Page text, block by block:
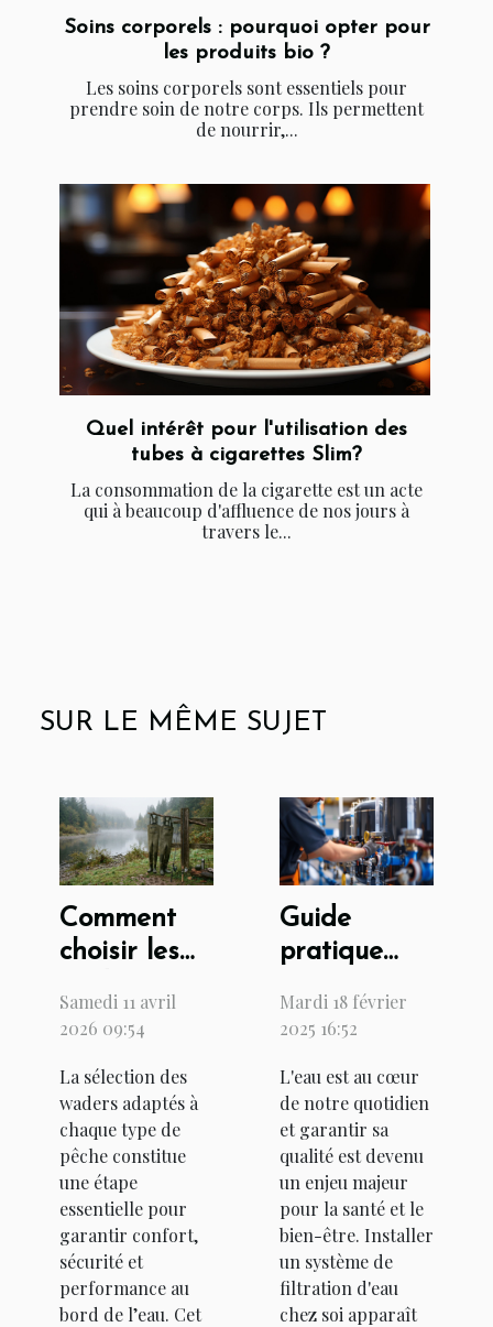
Soins corporels : pourquoi opter pour
les produits bio ?
Les soins corporels sont essentiels pour
prendre soin de notre corps. Ils permettent
de nourrir,...
Quel intérêt pour l'utilisation des
tubes à cigarettes Slim?
La consommation de la cigarette est un acte
qui à beaucoup d'affluence de nos jours à
travers le...
SUR LE MÊME SUJET
Comment
choisir les
parfaits
type de
pêche ?
Samedi 11 avril
2026 09:54
La sélection des
waders adaptés à
chaque type de
pêche constitue
une étape
essentielle pour
garantir confort,
sécurité et
performance au
bord de l’eau. Cet
Guide
pratique
l'installation
système de
filtration
d'eau chez
soi
Mardi 18 février
2025 16:52
L'eau est au cœur
de notre quotidien
et garantir sa
qualité est devenu
un enjeu majeur
pour la santé et le
bien-être. Installer
un système de
filtration d'eau
chez soi apparaît